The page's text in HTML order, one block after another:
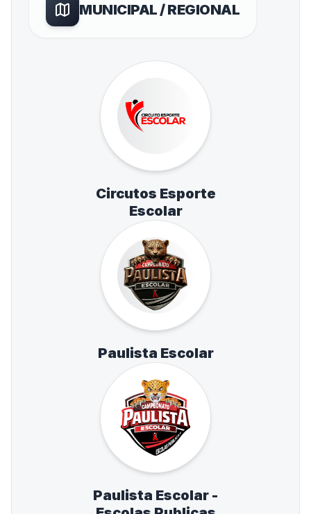
MUNICIPAL / REGIONAL
Circutos Esporte
Escolar
Paulista Escolar
Paulista Escolar -